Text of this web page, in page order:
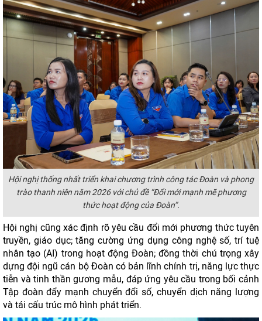
Hội nghị thống nhất triển khai chương trình công tác Đoàn và phong
trào thanh niên năm 2026 với chủ đề “Đổi mới mạnh mẽ phương
thức hoạt động của Đoàn”.
Hội nghị cũng xác định rõ yêu cầu đổi mới phương thức tuyên
truyền, giáo dục; tăng cường ứng dụng công nghệ số, trí tuệ
nhân tạo (AI) trong hoạt động Đoàn; đồng thời chú trọng xây
dựng đội ngũ cán bộ Đoàn có bản lĩnh chính trị, năng lực thực
tiễn và tinh thần gương mẫu, đáp ứng yêu cầu trong bối cảnh
Tập đoàn đẩy mạnh chuyển đổi số, chuyển dịch năng lượng
và tái cấu trúc mô hình phát triển.